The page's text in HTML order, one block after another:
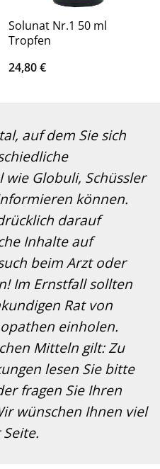
Solunat Nr.1 50 ml
Tropfen
24,80€
auf dem Sie sich
Globuli, Schüssler
können.
darauf
Inhalte auf
beim Arzt oder
Im Ernstfall sollten
Rat von
einholen.
Mitteln gilt: Zu
lesen Sie bitte
fragen Sie Ihren
wünschen Ihnen viel